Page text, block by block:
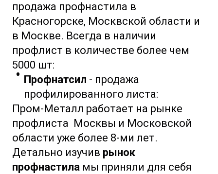
продажа профнастила в
Красногорске, Москвской области и
в Москве. Всегда в наличии
профлист в количестве более чем
5000 шт:
Профнатсил - продажа
профилированного листа:
Пром-Металл работает на рынке
профлиста Москвы и Московской
области уже более 8-ми лет.
Детально изучив рынок
профнастила мы приняли для себя